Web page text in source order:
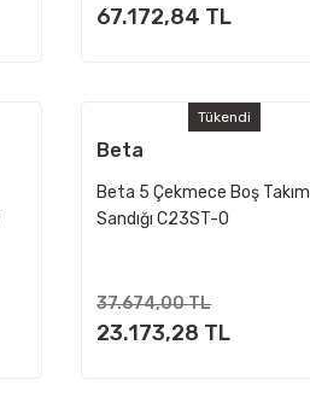
67.172,84 TL
Tükendi
Beta
Beta 5 Çekmece Boş Takım
Sandığı C23ST-O
37.674,00 TL
23.173,28 TL